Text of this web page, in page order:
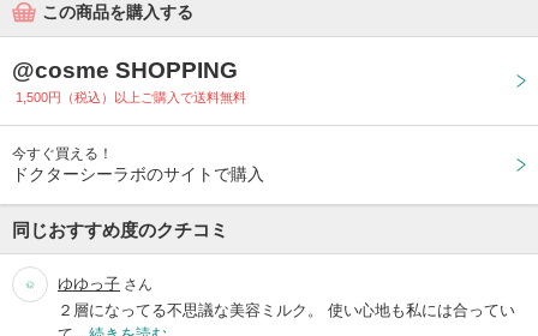
この商品を購入する
@cosme SHOPPING
1,500円（税込）以上ご購入で送料無料
今すぐ買える！
ドクターシーラボのサイトで購入
同じおすすめ度のクチコミ
ゆゆっ子 さん
２層になってる不思議な美容ミルク。 使い心地も私には合ってい